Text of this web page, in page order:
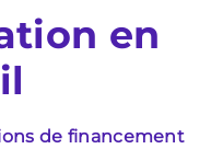
en
de financement